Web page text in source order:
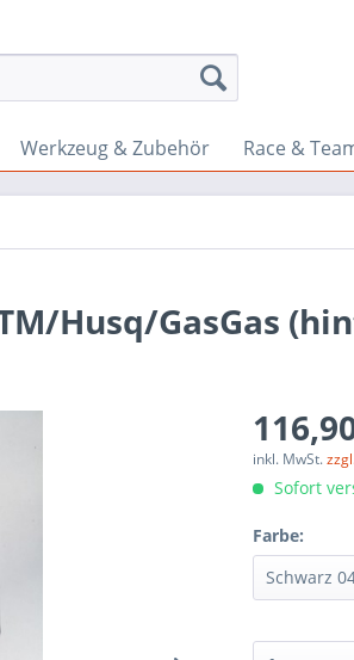
Werkzeug & Zubehör Race &
Husq/GasGas
inkl. MwSt.
Sofort
Farbe: